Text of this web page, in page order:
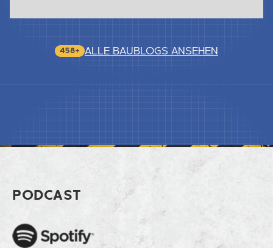
458+ ALLE BAUBLOGS ANSEHEN
Footer Barrierefreie Aufzüge richtig
PODCAST
Spotify